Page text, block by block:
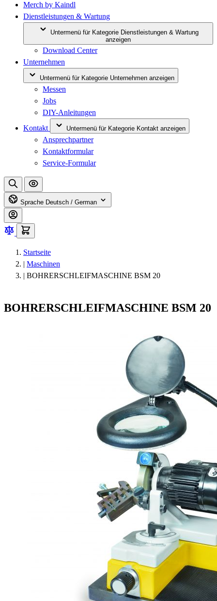
Merch by Kaindl
Dienstleistungen & Wartung
Untermenü für Kategorie Dienstleistungen & Wartung
anzeigen
Download Center
Unternehmen
Untermenü für Kategorie Unternehmen anzeigen
Messen
Jobs
DIY-Anleitungen
Kontakt
Untermenü für Kategorie Kontakt anzeigen
Ansprechpartner
Kontaktformular
Service-Formular
Sprache Deutsch / German
Startseite
| Maschinen
| BOHRERSCHLEIFMASCHINE BSM 20
BOHRERSCHLEIFMASCHINE BSM 20